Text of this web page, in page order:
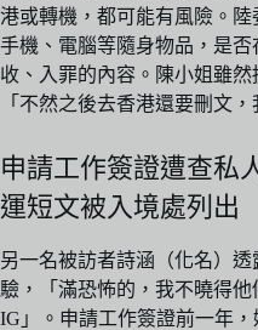
港或轉機，都可能有風險。
手機、電腦等隨身物品，是
收、入罪的內容。陳小姐雖
「不然之後去香港還要刪文
申請工作簽證遭查私
運短文被入境處列出
另一名被訪者詩涵（化名）
驗，「滿恐怖的，我不曉得
IG」。申請工作簽證前一年